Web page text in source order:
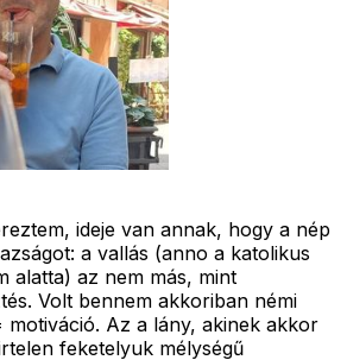
ideje van annak, hogy a nép
a vallás (anno a katolikus
alatta) az nem más, mint
Volt bennem akkoriban némi
motiváció. Az a lány, akinek akkor
feketelyuk mélységű